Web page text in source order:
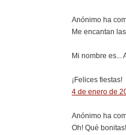
Anónimo ha
Me encantan
Mi nombre es...
¡Felices fiestas!
4 de enero de
Anónimo ha
Oh! Qué